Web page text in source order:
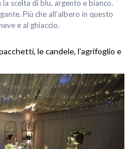
scelta di blu, argento e bianco.
Più che all’albero in questo
e al ghiaccio.
le candele, l’agrifoglio e